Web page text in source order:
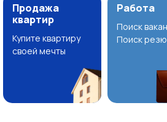
Продажа
квартир
Купите квартиру
своей мечты
Работа
Поиск
Поиск